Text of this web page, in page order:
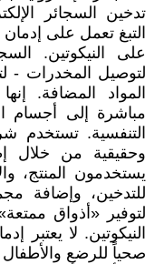
تدخين السجائر
التبغ تعمل على
على النيكوتين.
لتوصيل المخدرات -
المواد المضافة.
مباشرة إلى أجسام
التنفسية. تستخدم
وحقيقية من خلال
يستخدمون المنتج،
للتدخين، وإضافة
لتوفير «أذواق
النيكوتين. لا يعتبر
صحياً للرضع والأطفال